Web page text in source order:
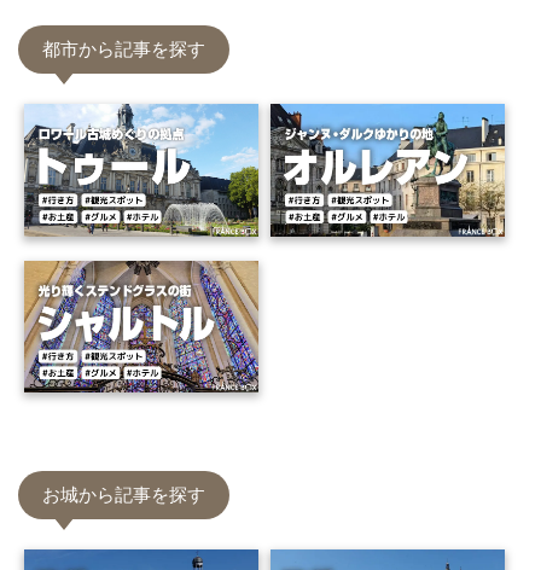
都市から記事を探す
お城から記事を探す